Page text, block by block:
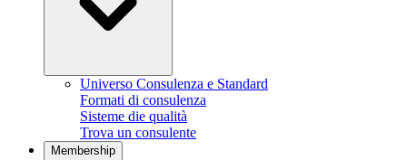
Universo Consulenza e Standard
Formati di consulenza
Sisteme die qualità
Trova un consulente
Membership